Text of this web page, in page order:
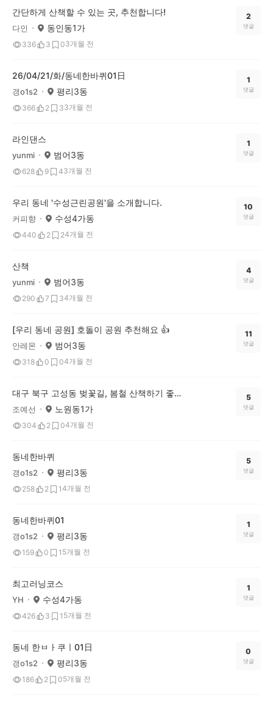
간단하게 산책할 수 있는 곳, 추천합니다!
다인 동인동1가
336 3 03개월 전
2
댓글
26/04/21/화/동네한바퀴01日
갱o1s2 평리3동
366 2 33개월 전
1
댓글
라인댄스
yunmi 범어3동
628 9 43개월 전
1
댓글
우리 동네 '수성근린공원'을 소개합니다.
커피향 수성4가동
440 2 24개월 전
10
댓글
산책
yunmi 범어3동
290 7 34개월 전
4
댓글
[우리 동네 공원] 호돌이 공원 추천해요 👍
안레몬 범어3동
318 0 04개월 전
11
댓글
대구 북구 고성동 벚꽃길, 봄철 산책하기 좋은 명소
조예선 노원동1가
304 2 04개월 전
5
댓글
동네한바퀴
갱o1s2 평리3동
258 2 14개월 전
5
댓글
동네한바퀴01
갱o1s2 평리3동
159 0 1 5개월 전
1
댓글
최고러닝코스
YH 수성4가동
426 3 1 5개월 전
1
댓글
동네 한ㅂㅏ쿠ㅣ01日
갱o1s2 평리3동
186 2 05개월 전
0
댓글